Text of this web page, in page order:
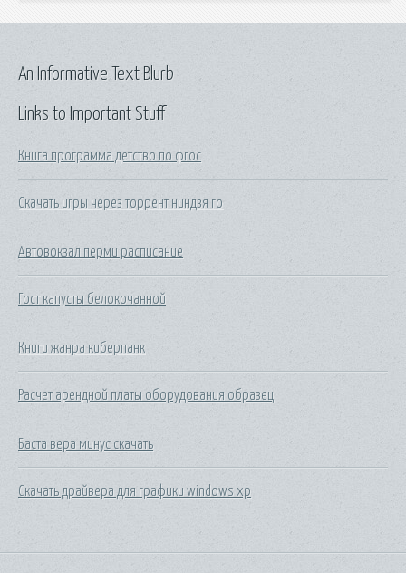
Links to Important Stuff
Книга программа детство по фгос
Скачать игры через торрент ниндзя го
Автовокзал перми расписание
Гост капусты белокочанной
Книги жанра киберпанк
Расчет арендной платы оборудования образец
Баста вера минус скачать
Скачать драйвера для графики windows xp
An Informative Text Blurb